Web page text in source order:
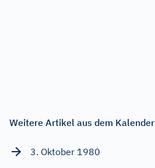
Weitere Artikel aus dem Kalender
3. Oktober 1980